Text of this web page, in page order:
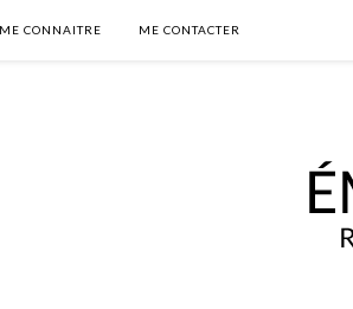
ME CONNAITRE ME CONTACTER